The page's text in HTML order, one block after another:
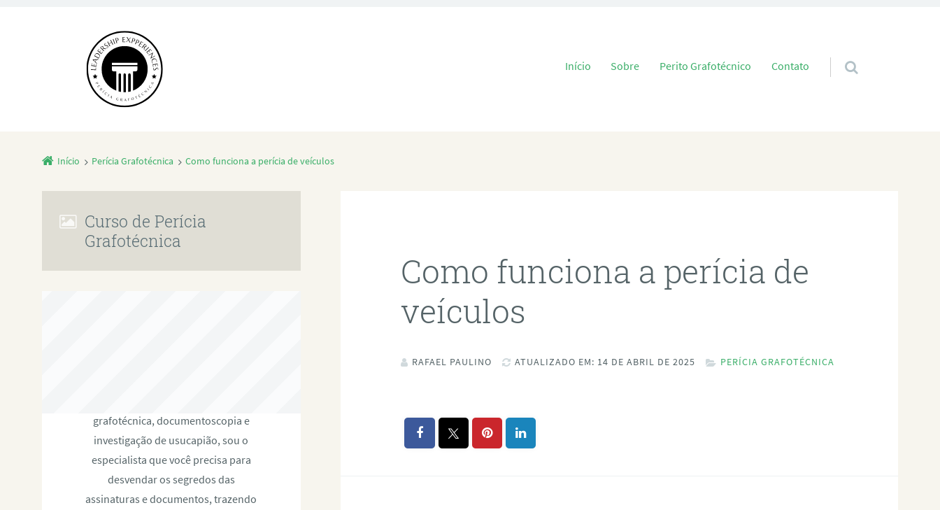
Pular para o conteúdo
Início Sobre Perito Grafotécnico Contato
Início Perícia Grafotécnica Como funciona a perícia de veículos
Como funciona a perícia de
veículos
RAFAEL PAULINO ATUALIZADO EM: 14 DE ABRIL DE 2025 PERÍCIA GRAFOTÉCNICA
Curso de Perícia
Grafotécnica
grafotécnica, documentoscopia e
investigação de usucapião, sou o
especialista que você precisa para
desvendar os segredos das
assinaturas e documentos, trazendo